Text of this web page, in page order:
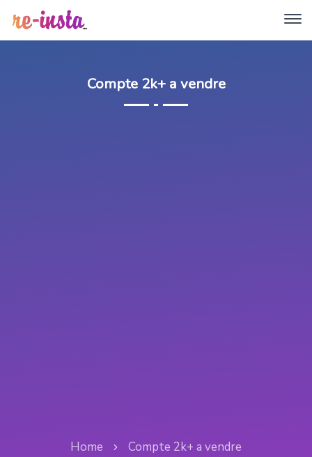
Compte 2k+ a vendre
Home Compte 2k+ a vendre